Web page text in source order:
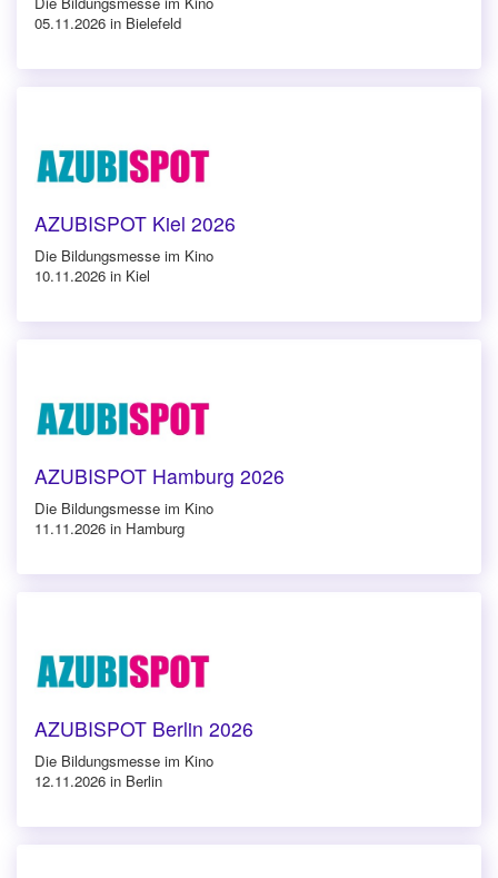
05.11.2026 in Bielefeld
AZUBISPOT Kiel 2026
Die Bildungsmesse im Kino
10.11.2026 in Kiel
AZUBISPOT Hamburg 2026
Die Bildungsmesse im Kino
11.11.2026 in Hamburg
AZUBISPOT Berlin 2026
Die Bildungsmesse im Kino
12.11.2026 in Berlin